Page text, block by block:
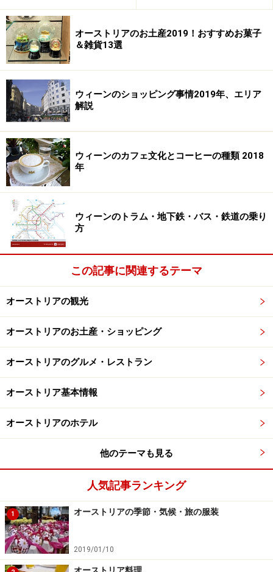
オーストリアのお土産2019！おすすめお菓子
＆雑貨13選
ウィーンのショッピング事情2019年、エリア
解説
ウィーンのカフェ文化とコーヒーの種類 2018
年
ウィーンのトラム・地下鉄・バス・鉄道の乗り
方
この記事に関連するテーマ
オーストリアの観光
オーストリアのお土産・ショッピング
オーストリアのグルメ・レストラン
オーストリア基本情報
オーストリアのホテル
他のテーマも見る
人気記事ランキング
1 オーストリアの季節・気候・旅の服装
2019/01/10
オーストリア料理